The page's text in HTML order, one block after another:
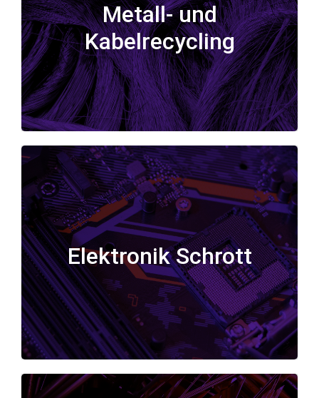
Metall- und
Kabelrecycling
Metall- und
Kabelrecycling
Elektronik Schrott
Elektronik Schrott